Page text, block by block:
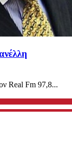
Real Fm 97,8...